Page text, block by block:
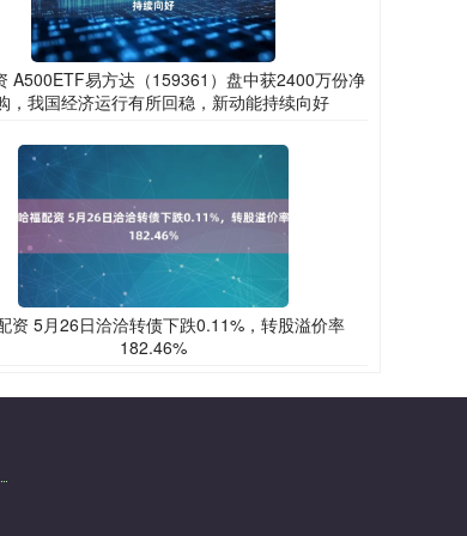
A500ETF易方达（159361）盘中获2400万份净
，我国经济运行有所回稳，新动能持续向好
资 5月26日洽洽转债下跌0.11%，转股溢价率
182.46%